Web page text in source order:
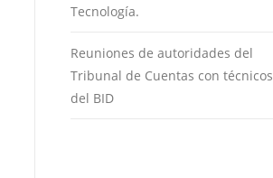
Tecnología.
Reuniones de autoridades del
Tribunal de Cuentas con técnicos
del BID